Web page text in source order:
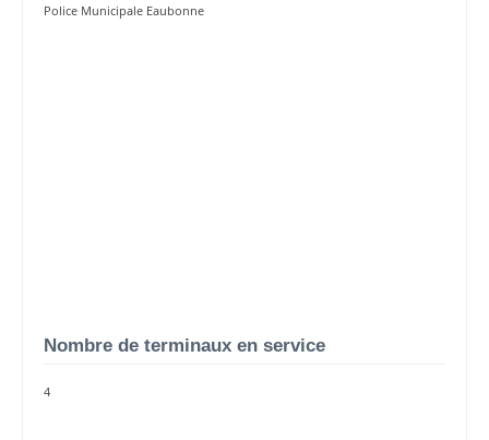
Police Municipale Eaubonne
Nombre de terminaux en service
4